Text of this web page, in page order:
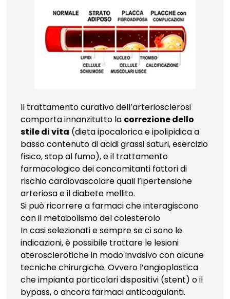
Il trattamento curativo dell’arteriosclerosi
comporta innanzitutto la correzione dello
stile di vita (dieta ipocalorica e ipolipidica a
basso contenuto di acidi grassi saturi, esercizio
fisico, stop al fumo), e il trattamento
farmacologico dei concomitanti fattori di
rischio cardiovascolare quali l’ipertensione
arteriosa e il diabete mellito.
Si può ricorrere a farmaci che interagiscono
con il metabolismo del colesterolo
In casi selezionati e sempre se ci sono le
indicazioni, è possibile trattare le lesioni
aterosclerotiche in modo invasivo con alcune
tecniche chirurgiche. Ovvero l’angioplastica
che impianta particolari dispositivi (stent) o il
bypass, o ancora farmaci anticoagulanti.